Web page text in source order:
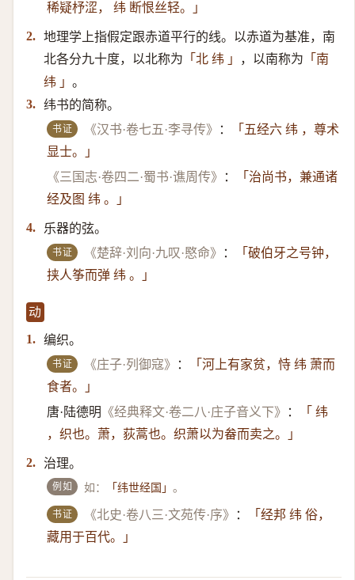
稀疑杼涩， 纬 断恨丝轻。」
2. 地理学上指假定跟赤道平行的线。以赤道为基准，南
北各分九十度，以北称为 「北 纬 」 ，以南称为 「南
纬 」 。
3. 纬书的简称。
书证 《汉书·卷七五·李寻传》 ：
「五经六 纬 ，尊术
显士。」
《三国志·卷四二·蜀书·谯周传》
：
「治尚书，兼通诸
经及图 纬 。」
4. 乐器的弦。
书证 《楚辞·刘向·九叹·愍命》 ：
「破伯牙之号钟，
挟人筝而弹 纬 。」
动
1. 编织。
书证 《庄子·列御寇》 ：
「河上有家贫，恃 纬 萧而
食者。」
唐·陆德明 《经典释文·卷二八·庄子音义下》 ：
「 纬
，织也。萧，荻蒿也。织萧以为畚而卖之。」
2. 治理。
例如 如： 「纬世经国」。
书证 《北史·卷八三·文苑传·序》 ：
「经邦 纬 俗，
藏用于百代。」